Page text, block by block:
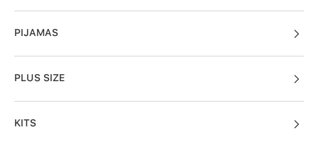
PIJAMAS
PLUS SIZE
KITS